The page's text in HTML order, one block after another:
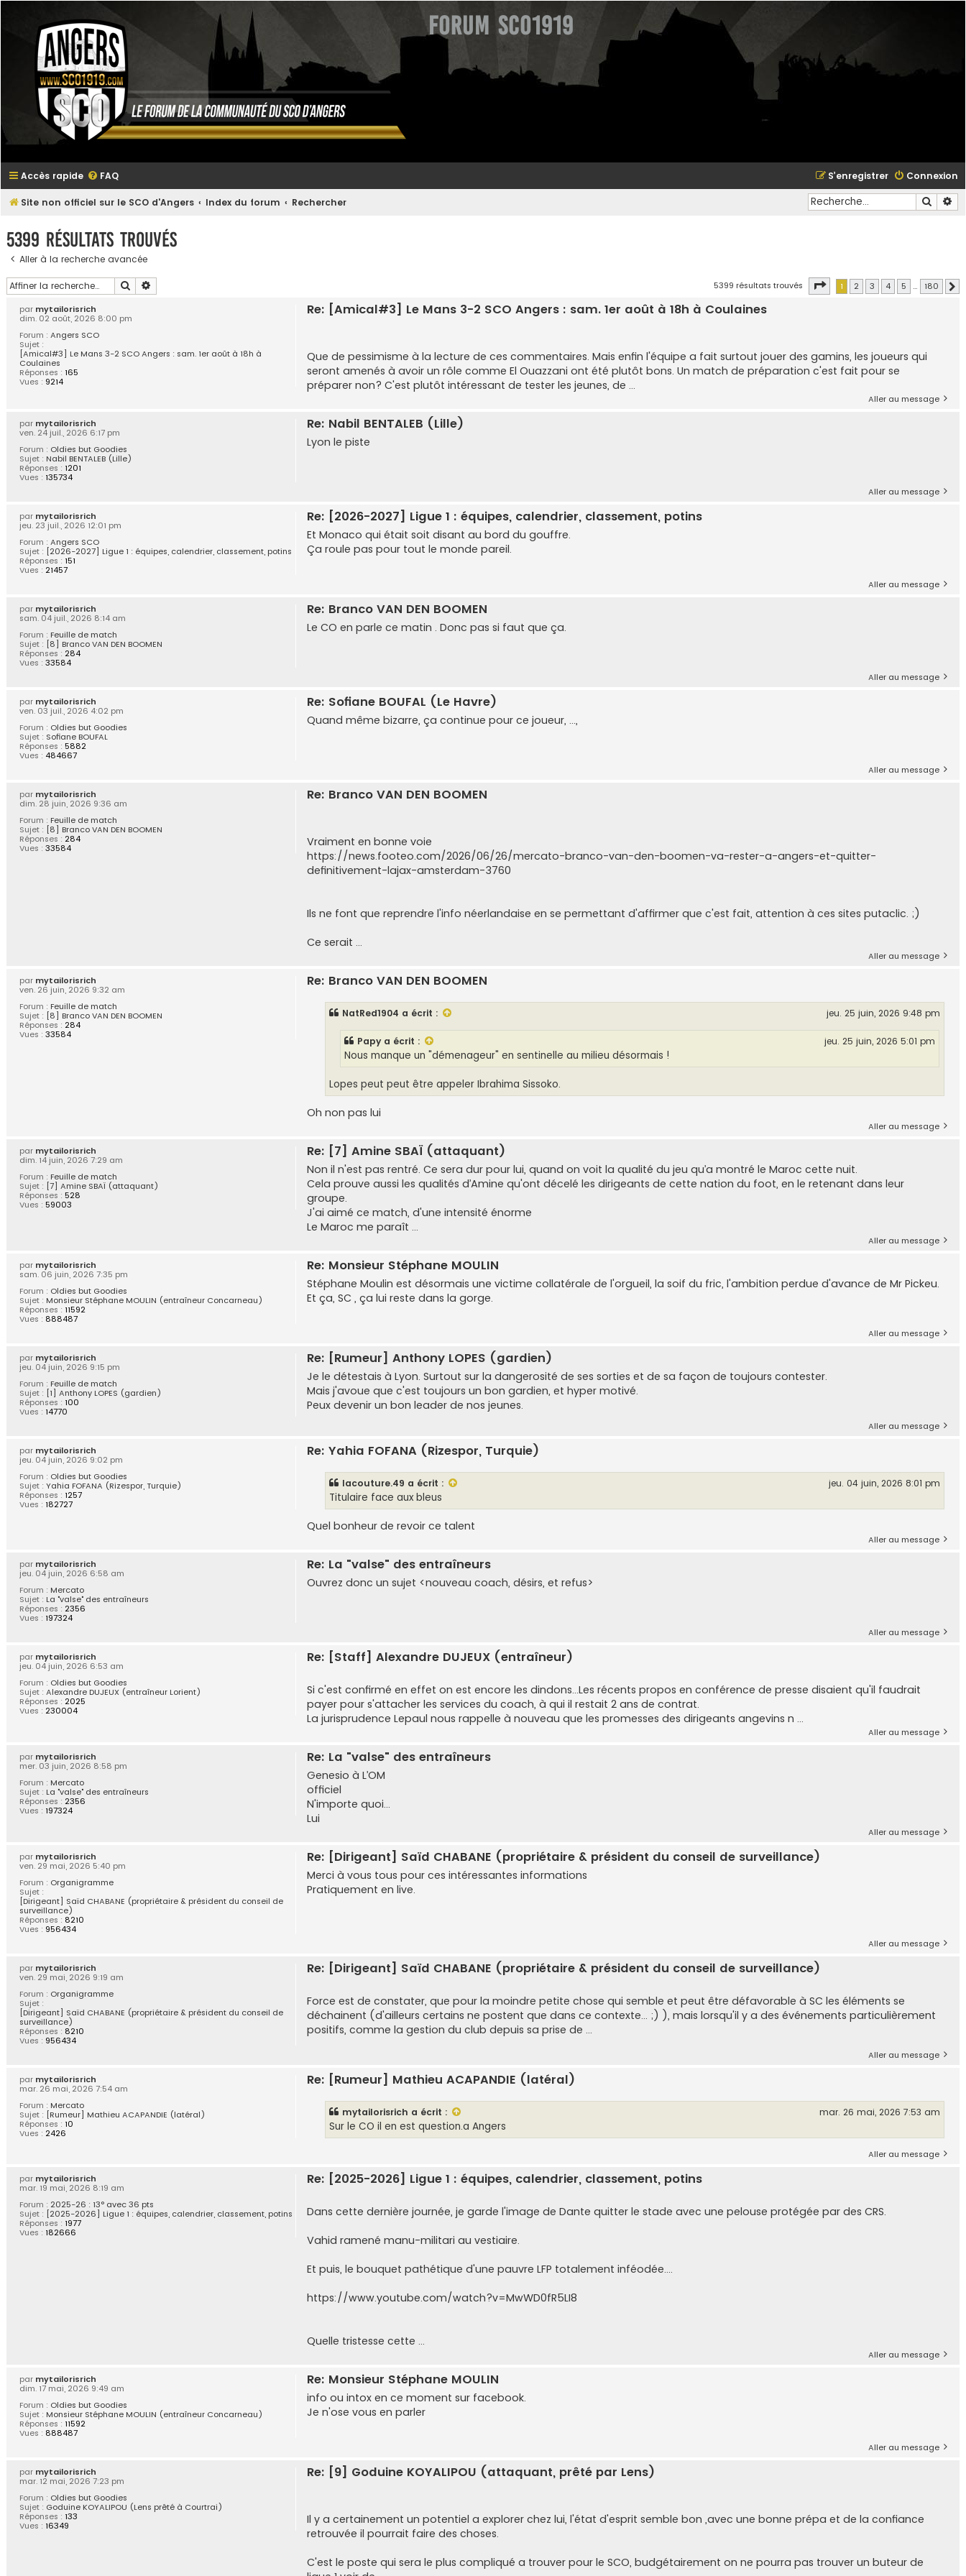
Forum SCO1919
Accès rapide FAQ Connexion
S’enregistrer
Site non officiel sur le SCO d'Angers Index du forum Rechercher
5399 résultats trouvés
Aller à la recherche avancée
Rechercher 5399 résultats trouvés Page sur 180
1 2 3 4 5 … 180
par mytailorisrich
dim. 02 août, 2026 8:00 pm
Forum : Angers SCO
Sujet :
[Amical#3] Le Mans 3-2 SCO Angers : sam. 1er août à 18h à
Coulaines
Réponses : 165
Vues : 9214
Re: [Amical#3] Le Mans 3-2 SCO Angers : sam. 1er août à 18h à Coulaines
Que de pessimisme à la lecture de ces commentaires. Mais enfin l'équipe a fait surtout jouer des gamins, les joueurs qui
seront amenés à avoir un rôle comme El Ouazzani ont été plutôt bons. Un match de préparation c'est fait pour se
préparer non? C'est plutôt intéressant de tester les jeunes, de ...
Aller au message
par mytailorisrich
ven. 24 juil., 2026 6:17 pm
Forum : Oldies but Goodies
Sujet : Nabil BENTALEB (Lille)
Réponses : 1201
Vues : 135734
Re: Nabil BENTALEB (Lille)
Lyon le piste
Aller au message
par mytailorisrich
jeu. 23 juil., 2026 12:01 pm
Forum : Angers SCO
Sujet : [2026-2027] Ligue 1 : équipes, calendrier, classement, potins
Réponses : 151
Vues : 21457
Re: [2026-2027] Ligue 1 : équipes, calendrier, classement, potins
Et Monaco qui était soit disant au bord du gouffre.
Ça roule pas pour tout le monde pareil.
Aller au message
par mytailorisrich
sam. 04 juil., 2026 8:14 am
Forum : Feuille de match
Sujet : [8] Branco VAN DEN BOOMEN
Réponses : 284
Vues : 33584
Re: Branco VAN DEN BOOMEN
Le CO en parle ce matin . Donc pas si faut que ça.
Aller au message
par mytailorisrich
ven. 03 juil., 2026 4:02 pm
Forum : Oldies but Goodies
Sujet : Sofiane BOUFAL
Réponses : 5882
Vues : 484667
Re: Sofiane BOUFAL (Le Havre)
Quand même bizarre, ça continue pour ce joueur, ...,
Aller au message
par mytailorisrich
dim. 28 juin, 2026 9:36 am
Forum : Feuille de match
Sujet : [8] Branco VAN DEN BOOMEN
Réponses : 284
Vues : 33584
Re: Branco VAN DEN BOOMEN
Vraiment en bonne voie
https://news.footeo.com/2026/06/26/mercato-branco-van-den-boomen-va-rester-a-angers-et-quitter-
definitivement-lajax-amsterdam-3760
Ils ne font que reprendre l'info néerlandaise en se permettant d'affirmer que c'est fait, attention à ces sites putaclic. ;)
Ce serait ...
Aller au message
par mytailorisrich
ven. 26 juin, 2026 9:32 am
Forum : Feuille de match
Sujet : [8] Branco VAN DEN BOOMEN
Réponses : 284
Vues : 33584
Re: Branco VAN DEN BOOMEN
NatRed1904 a écrit : jeu. 25 juin, 2026 9:48 pm
Papya écrit : jeu. 25 juin, 2026 5:01 pm
Nous manque un "démenageur" en sentinelle au milieu désormais !
Lopes peut peut être appeler Ibrahima Sissoko.
Oh non pas lui
Aller au message
par mytailorisrich
dim. 14 juin, 2026 7:29 am
Forum : Feuille de match
Sujet : [7] Amine SBAÏ (attaquant)
Réponses : 528
Vues : 59003
Re: [7] Amine SBAÏ (attaquant)
Non il n'est pas rentré. Ce sera dur pour lui, quand on voit la qualité du jeu qu’a montré le Maroc cette nuit.
Cela prouve aussi les qualités d’Amine qu'ont décelé les dirigeants de cette nation du foot, en le retenant dans leur
groupe.
J'ai aimé ce match, d'une intensité énorme
Le Maroc me paraît ...
Aller au message
par mytailorisrich
sam. 06 juin, 2026 7:35 pm
Forum : Oldies but Goodies
Sujet : Monsieur Stéphane MOULIN (entraîneur Concarneau)
Réponses : 11592
Vues : 888487
Re: Monsieur Stéphane MOULIN
Stéphane Moulin est désormais une victime collatérale de l'orgueil, la soif du fric, l'ambition perdue d'avance de Mr Pickeu.
Et ça, SC , ça lui reste dans la gorge.
Aller au message
par mytailorisrich
jeu. 04 juin, 2026 9:15 pm
Forum : Feuille de match
Sujet : [1] Anthony LOPES (gardien)
Réponses : 100
Vues : 14770
Re: [Rumeur] Anthony LOPES (gardien)
Je le détestais à Lyon. Surtout sur la dangerosité de ses sorties et de sa façon de toujours contester.
Mais j'avoue que c'est toujours un bon gardien, et hyper motivé.
Peux devenir un bon leader de nos jeunes.
Aller au message
par mytailorisrich
jeu. 04 juin, 2026 9:02 pm
Forum : Oldies but Goodies
Sujet : Yahia FOFANA (Rizespor, Turquie)
Réponses : 1257
Vues : 182727
Re: Yahia FOFANA (Rizespor, Turquie)
lacouture.49 a écrit : jeu. 04 juin, 2026 8:01 pm
Titulaire face aux bleus
Quel bonheur de revoir ce talent
Aller au message
par mytailorisrich
jeu. 04 juin, 2026 6:58 am
Forum : Mercato
Sujet : La "valse" des entraîneurs
Réponses : 2356
Vues : 197324
Re: La "valse" des entraîneurs
Ouvrez donc un sujet <nouveau coach, désirs, et refus>
Aller au message
par mytailorisrich
jeu. 04 juin, 2026 6:53 am
Forum : Oldies but Goodies
Sujet : Alexandre DUJEUX (entraîneur Lorient)
Réponses : 2025
Vues : 230004
Re: [Staff] Alexandre DUJEUX (entraîneur)
Si c'est confirmé en effet on est encore les dindons...Les récents propos en conférence de presse disaient qu'il faudrait
payer pour s'attacher les services du coach, à qui il restait 2 ans de contrat.
La jurisprudence Lepaul nous rappelle à nouveau que les promesses des dirigeants angevins n ...
Aller au message
par mytailorisrich
mer. 03 juin, 2026 8:58 pm
Forum : Mercato
Sujet : La "valse" des entraîneurs
Réponses : 2356
Vues : 197324
Re: La "valse" des entraîneurs
Genesio à L’OM
officiel
N'importe quoi...
Lui
Aller au message
par mytailorisrich
ven. 29 mai, 2026 5:40 pm
Forum : Organigramme
Sujet :
[Dirigeant] Saïd CHABANE (propriétaire & président du conseil de
surveillance)
Réponses : 8210
Vues : 956434
Re: [Dirigeant] Saïd CHABANE (propriétaire & président du conseil de surveillance)
Merci à vous tous pour ces intéressantes informations
Pratiquement en live.
Aller au message
par mytailorisrich
ven. 29 mai, 2026 9:19 am
Forum : Organigramme
Sujet :
[Dirigeant] Saïd CHABANE (propriétaire & président du conseil de
surveillance)
Réponses : 8210
Vues : 956434
Re: [Dirigeant] Saïd CHABANE (propriétaire & président du conseil de surveillance)
Force est de constater, que pour la moindre petite chose qui semble et peut être défavorable à SC les éléments se
déchainent (d'ailleurs certains ne postent que dans ce contexte... ;) ), mais lorsqu'il y a des événements particulièrement
positifs, comme la gestion du club depuis sa prise de ...
Aller au message
par mytailorisrich
mar. 26 mai, 2026 7:54 am
Forum : Mercato
Sujet : [Rumeur] Mathieu ACAPANDIE (latéral)
Réponses : 10
Vues : 2426
Re: [Rumeur] Mathieu ACAPANDIE (latéral)
mytailorisrich a écrit : mar. 26 mai, 2026 7:53 am
Sur le CO il en est question.a Angers
Aller au message
par mytailorisrich
mar. 19 mai, 2026 8:19 am
Forum : 2025-26 : 13° avec 36 pts
Sujet : [2025-2026] Ligue 1 : équipes, calendrier, classement, potins
Réponses : 1977
Vues : 182666
Re: [2025-2026] Ligue 1 : équipes, calendrier, classement, potins
Dans cette dernière journée, je garde l'image de Dante quitter le stade avec une pelouse protégée par des CRS.
Vahid ramené manu-militari au vestiaire.
Et puis, le bouquet pathétique d'une pauvre LFP totalement inféodée....
https://www.youtube.com/watch?v=MwWD0fR5LI8
Quelle tristesse cette ...
Aller au message
par mytailorisrich
dim. 17 mai, 2026 9:49 am
Forum : Oldies but Goodies
Sujet : Monsieur Stéphane MOULIN (entraîneur Concarneau)
Réponses : 11592
Vues : 888487
Re: Monsieur Stéphane MOULIN
info ou intox en ce moment sur facebook.
Je n'ose vous en parler
Aller au message
par mytailorisrich
mar. 12 mai, 2026 7:23 pm
Forum : Oldies but Goodies
Sujet : Goduine KOYALIPOU (Lens prêté à Courtrai)
Réponses : 133
Vues : 16349
Re: [9] Goduine KOYALIPOU (attaquant, prêté par Lens)
Il y a certainement un potentiel a explorer chez lui, l'état d'esprit semble bon ,avec une bonne prépa et de la confiance
retrouvée il pourrait faire des choses.
C'est le poste qui sera le plus compliqué a trouver pour le SCO, budgétairement on ne pourra pas trouver un buteur de